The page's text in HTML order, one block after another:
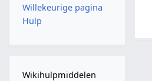
Willekeurige pagina
Hulp
Wikihulpmiddelen